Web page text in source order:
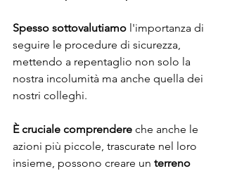
Spesso sottovalutiamo l'importanza di
seguire le procedure di sicurezza,
mettendo a repentaglio non solo la
nostra incolumità ma anche quella dei
nostri colleghi.
È cruciale comprendere che anche le
azioni più piccole, trascurate nel loro
insieme, possono creare un terreno